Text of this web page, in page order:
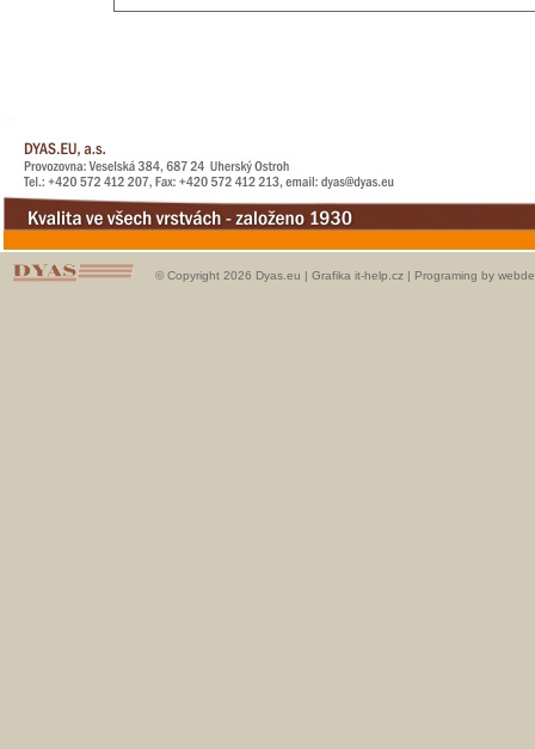
© Copyright 2026 Dyas.eu | Grafika it-help.cz | Programing by